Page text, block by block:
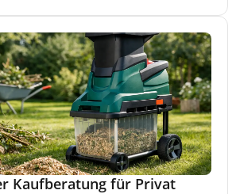
Kaufberatung für Privat